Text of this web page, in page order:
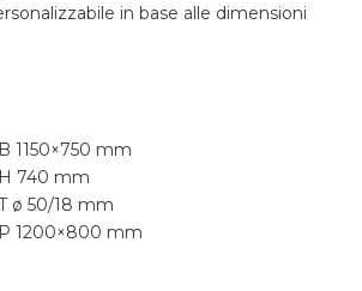
in base alle dimensioni
B 1150×750 mm
H 740 mm
ø 50/18 mm
P 1200×800 mm